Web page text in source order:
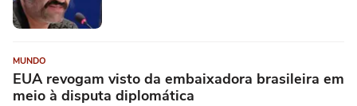
MUNDO
EUA revogam visto da embaixadora brasileira em
meio à disputa diplomática